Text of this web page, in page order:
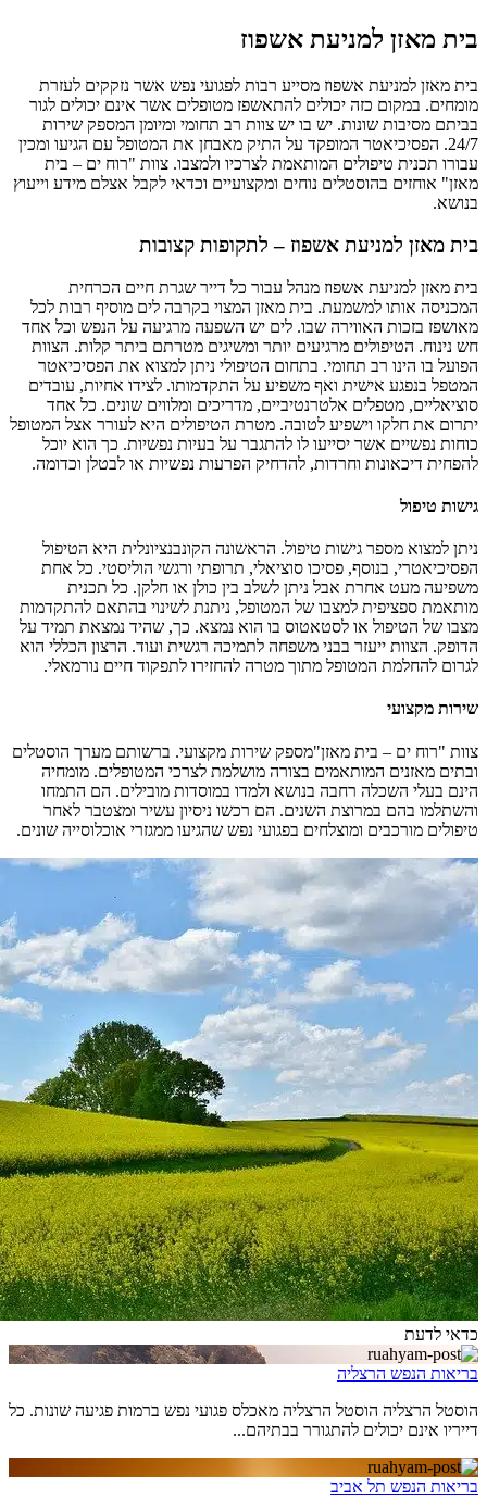
בית מאזן למניעת אשפוז
בית מאזן למניעת אשפוז מסייע רבות לפגועי נפש אשר נזקקים לעזרת
מומחים. במקום כזה יכולים להתאשפז מטופלים אשר אינם יכולים לגור
בביתם מסיבות שונות. יש בו יש צוות רב תחומי ומיומן המספק שירות
24/7. הפסיכיאטר המופקד על התיק מאבחן את המטופל עם הגיעו ומכין
עבורו תכנית טיפולים המותאמת לצרכיו ולמצבו. צוות "רוח ים – בית
מאזן" אוחזים בהוסטלים נוחים ומקצועיים וכדאי לקבל אצלם מידע וייעוץ
בנושא.
בית מאזן למניעת אשפוז – לתקופות קצובות
בית מאזן למניעת אשפוז מנהל עבור כל דייר שגרת חיים הכרחית
המכניסה אותו למשמעת. בית מאזן המצוי בקרבה לים מוסיף רבות לכל
מאושפז בזכות האווירה שבו. לים יש השפעה מרגיעה על הנפש וכל אחד
חש נינוח. הטיפולים מרגיעים יותר ומשיגים מטרתם ביתר קלות. הצוות
הפועל בו הינו רב תחומי. בתחום הטיפולי ניתן למצוא את הפסיכיאטר
המטפל בנפגע אישית ואף משפיע על התקדמותו. לצידו אחיות, עובדים
סוציאליים, מטפלים אלטרנטיביים, מדריכים ומלווים שונים. כל אחד
יתרום את חלקו וישפיע לטובה. מטרת הטיפולים היא לעורר אצל המטופל
כוחות נפשיים אשר יסייעו לו להתגבר על בעיות נפשיות. כך הוא יוכל
להפחית דיכאונות וחרדות, להדחיק הפרעות נפשיות או לבטלן וכדומה.
גישות טיפול
ניתן למצוא מספר גישות טיפול. הראשונה הקונבנציונלית היא הטיפול
הפסיכיאטרי, בנוסף, פסיכו סוציאלי, תרופתי ורגשי הוליסטי. כל אחת
משפיעה מעט אחרת אבל ניתן לשלב בין כולן או חלקן. כל תכנית
מותאמת ספציפית למצבו של המטופל, ניתנת לשינוי בהתאם להתקדמות
מצבו של הטיפול או לסטאטוס בו הוא נמצא. כך, שהיד נמצאת תמיד על
הדופק. הצוות ייעזר בבני משפחה לתמיכה רגשית ועוד. הרצון הכללי הוא
לגרום להחלמת המטופל מתוך מטרה להחזירו לתפקוד חיים נורמאלי.
שירות מקצועי
צוות "רוח ים – בית מאזן"מספק שירות מקצועי. ברשותם מערך הוסטלים
ובתים מאזנים המותאמים בצורה מושלמת לצרכי המטופלים. מומחיה
הינם בעלי השכלה רחבה בנושא ולמדו במוסדות מובילים. הם התמחו
והשתלמו בהם במרוצת השנים. הם רכשו ניסיון עשיר ומצטבר לאחר
טיפולים מורכבים ומוצלחים בפגועי נפש שהגיעו ממגזרי אוכלוסייה שונים.
כדאי לדעת
בריאות הנפש הרצליה
הוסטל הרצליה הוסטל הרצליה מאכלס פגועי נפש ברמות פגיעה שונות. כל
דייריו אינם יכולים להתגורר בבתיהם...
בריאות הנפש תל אביב